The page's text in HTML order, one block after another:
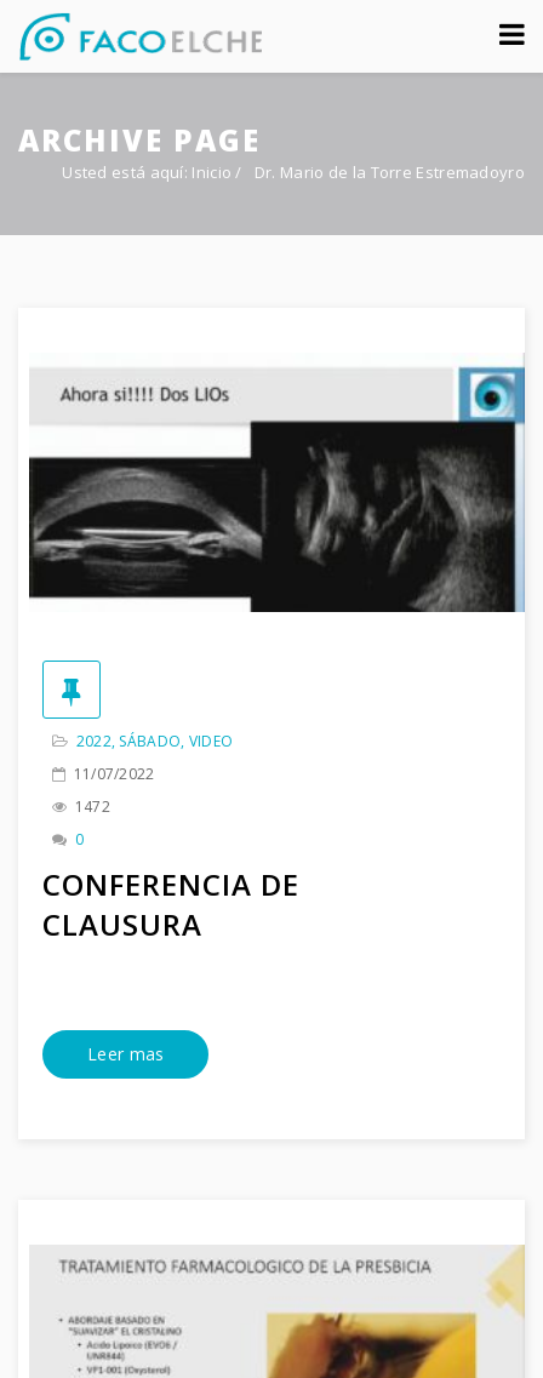
Sobre nosotros
Congreso
ARCHIVE PAGE
Usted está aquí: Inicio / Dr. Mario de la Torre Estremadoyro
2022, SÁBADO, VIDEO
11/07/2022
1472
0
CONFERENCIA DE
CLAUSURA
Leer mas